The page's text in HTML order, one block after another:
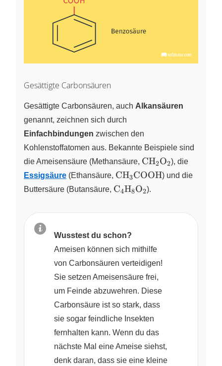
Gesättigte Carbonsäuren
Gesättigte Carbonsäuren, auch Alkansäuren
genannt, zeichnen sich durch
Einfachbindungen zwischen den
Kohlenstoffatomen aus. Bekannte Beispiele sind
die Ameisensäure (Methansäure, \ce{CH2O2}
CHX
2OX
2), die
Essigsäure (Ethansäure, \ce{CH₃COOH}
CH3COOH) und die
Buttersäure (Butansäure, \ce{C4H8O2}
CX
4HX
8OX
2).
Wusstest du schon?
Ameisen können sich mithilfe
von Carbonsäuren verteidigen!
Sie setzen Ameisensäure frei,
um Feinde abzuwehren. Diese
Carbonsäure ist so stark, dass
sie sogar feindliche Insekten
fernhalten kann. Wenn du das
nächste Mal eine Ameise siehst,
denk daran, dass sie eine kleine